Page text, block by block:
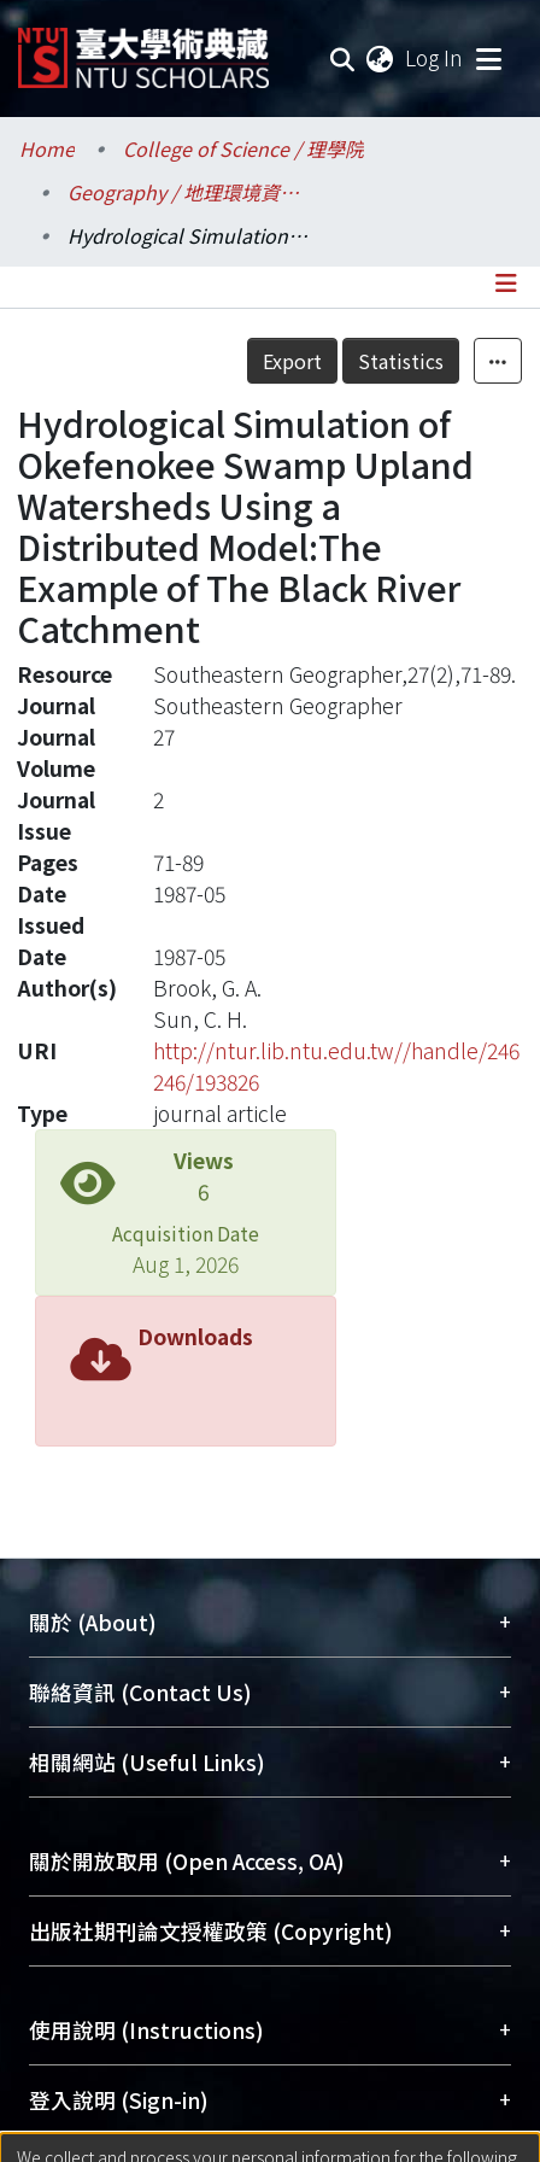
Log In
Communities & Collections
Research Outputs
Statistics
Home
College of Science / 理學院
Geography / 地理環境資源學系
Hydrological Simulation of Okefenokee Swamp Upland Watersheds Using a Distributed Model:The Example of The Black River Catchment
Details
Export Statistics
Hydrological Simulation of
Okefenokee Swamp Upland
Watersheds Using a
Distributed Model:The
Example of The Black River
Catchment
Resource
Southeastern Geographer,27(2),71-89.
Journal
Southeastern Geographer
Journal
Volume
27
Journal
Issue
2
Pages
71-89
Date
Issued
1987-05
Date
1987-05
Author(s)
Brook, G. A.
Sun, C. H.
URI
http://ntur.lib.ntu.edu.tw//handle/246
246/193826
Type
journal article
Views
6
Acquisition Date
Aug 1, 2026
Downloads
關於 (About) +
臺大位居世界頂尖大學之列，為永久珍藏及向國際
展現本校豐碩的研究成果及學術能量，圖書館整合
機構典藏（NTUR）與學術庫（AH）不同功能平
台，成為臺大學術典藏NTU scholars。期能整合研
成果。
To permanently archive and promote researcher
profiles and scholarly works, Library integrates the
services of “NTU Repository” with “Academic
聯絡資訊 (Contact Us) +
總館學科館員(Main Library)
醫學圖書館學科館員(Medical Library)
Sciences Library)
相關網站 (Useful Links) +
關於開放取用 (Open Access, OA) +
開放取用是從使用者角度提升資訊取用性的社會運
動，應用在學術研究上是透過將研究著作公開供使
用逐年攀升。同時可加速研究發展、提升研究影響
Archive）平台。 （點選深入了解OA）
出版社期刊論文授權政策 (Copyright) +
含部分內容的版權非匯入者所有，或由第三方贊
助與合作完成，請確認該版權所有者及第三方同
意提供此授權。
Please represent that the submission is your
使用說明 (Instructions) +
網站簡介(Quickstart Guide)
使用手冊(Instruction Manual)
登入說明 (Sign-in) +
We collect and process your personal information for the following